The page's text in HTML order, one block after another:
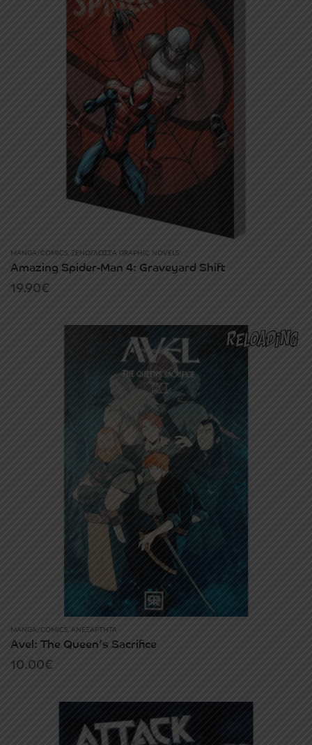
MANGA/COMICS, ΞΕΝΌΓΛΩΣΣΑ GRAPHIC NOVELS
Amazing Spider-Man 4: Graveyard Shift
19.90€
MANGA/COMICS, ΑΝΕΞΆΡΤΗΤΑ
Avel: The Queen’s Sacrifice
10.00€